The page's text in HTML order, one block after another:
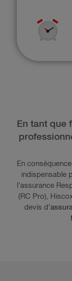
En tant que
En
indispensable
l’assurance
(RC Pro),
devis d’